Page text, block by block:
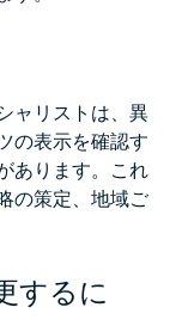
ャリストは、異
の表示を確認す
あります。これ
の策定、地域ご
するに